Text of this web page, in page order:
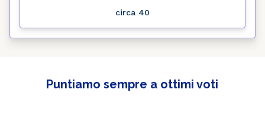
circa 40
Puntiamo sempre a ottimi voti